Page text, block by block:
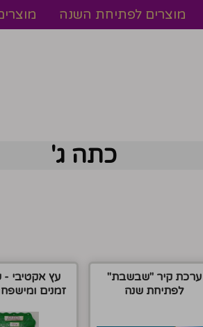
מוצרים לפתיחת השנה
כתה ג'
ערכת קיר ''שבשבת''
לפתיחת שנה
עץ אקטיבי -
זמנים